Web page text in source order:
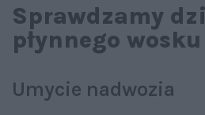
Sprawdzamy
płynnego wosku
Umycie nadwozia